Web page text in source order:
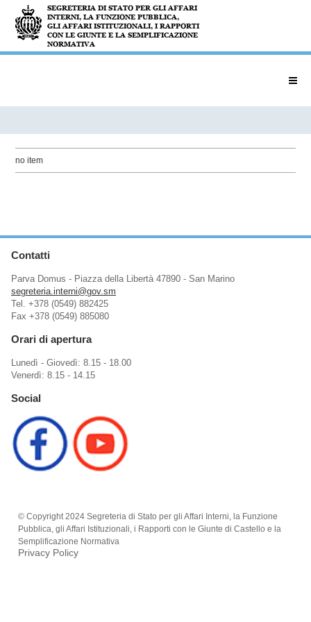
no item
Contatti
Parva Domus - Piazza della Libertà 47890 - San Marino
segreteria.interni@gov.sm
Tel. +378 (0549) 882425
Fax +378 (0549) 885080
Orari di apertura
Lunedì - Giovedì: 8.15 - 18.00
Venerdì: 8.15 - 14.15
Social
© Copyright 2024 Segreteria di Stato per gli Affari Interni, la Funzione
Pubblica, gli Affari Istituzionali, i Rapporti con le Giunte di Castello e la
Semplificazione Normativa
Privacy Policy